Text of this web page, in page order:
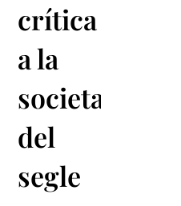
crítica
a la
societat
del
segle